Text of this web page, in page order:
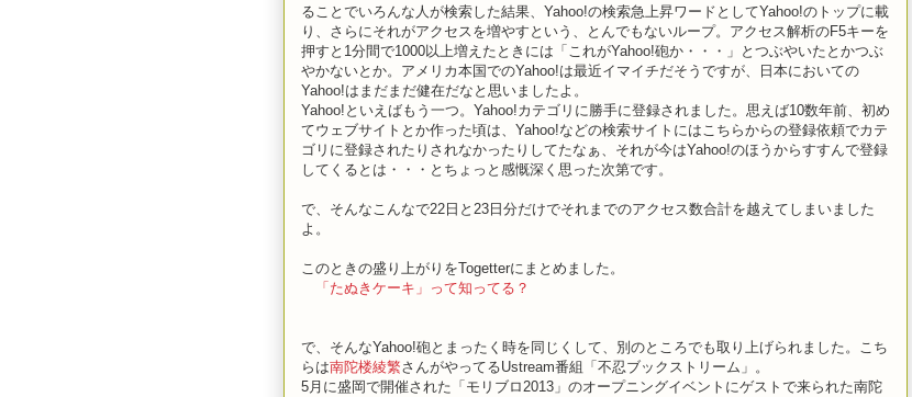
ることでいろんな人が検索した結果、Yahoo!の検索急上昇ワードとしてYahoo!のトップに載
り、さらにそれがアクセスを増やすという、とんでもないループ。アクセス解析のF5キーを
押すと1分間で1000以上増えたときには「これがYahoo!砲か・・・」とつぶやいたとかつぶ
やかないとか。アメリカ本国でのYahoo!は最近イマイチだそうですが、日本においての
Yahoo!はまだまだ健在だなと思いましたよ。
Yahoo!といえばもう一つ。Yahoo!カテゴリに勝手に登録されました。思えば10数年前、初め
てウェブサイトとか作った頃は、Yahoo!などの検索サイトにはこちらからの登録依頼でカテ
ゴリに登録されたりされなかったりしてたなぁ、それが今はYahoo!のほうからすすんで登録
してくるとは・・・とちょっと感慨深く思った次第です。
で、そんなこんなで22日と23日分だけでそれまでのアクセス数合計を越えてしまいました
よ。
このときの盛り上がりをTogetterにまとめました。
「たぬきケーキ」って知ってる？
で、そんなYahoo!砲とまったく時を同じくして、別のところでも取り上げられました。こち
らは南陀楼綾繁さんがやってるUstream番組「不忍ブックストリーム」。
5月に盛岡で開催された「モリブロ2013」のオープニングイベントにゲストで来られた南陀